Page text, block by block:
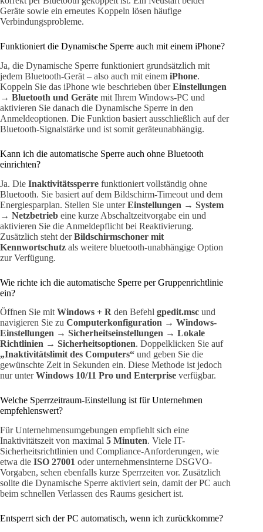
Geräte sowie ein erneutes Koppeln lösen häufige
Verbindungsprobleme.
Funktioniert die Dynamische Sperre auch mit einem iPhone?
Ja, die Dynamische Sperre funktioniert grundsätzlich mit
jedem Bluetooth-Gerät – also auch mit einem iPhone.
Koppeln Sie das iPhone wie beschrieben überEinstellungen
→ Bluetooth und Geräte mit Ihrem Windows-PC und
aktivieren Sie danach die Dynamische Sperre in den
Anmeldeoptionen. Die Funktion basiert ausschließlich auf der
Bluetooth-Signalstärke und ist somit geräteunabhängig.
Kann ich die automatische Sperre auch ohne Bluetooth
einrichten?
Ja. Die Inaktivitätssperre funktioniert vollständig ohne
Bluetooth. Sie basiert auf dem Bildschirm-Timeout und dem
Energiesparplan. Stellen Sie unterEinstellungen → System
→ Netzbetrieb eine kurze Abschaltzeitvorgabe ein und
aktivieren Sie die Anmeldepflicht bei Reaktivierung.
Zusätzlich steht derBildschirmschoner mit
Kennwortschutz als weitere bluetooth-unabhängige Option
zur Verfügung.
Wie richte ich die automatische Sperre per Gruppenrichtlinie
ein?
Öffnen Sie mitWindows + R den Befehl gpedit.msc und
navigieren Sie zu Computerkonfiguration → Windows-
Einstellungen → Sicherheitseinstellungen → Lokale
Richtlinien → Sicherheitsoptionen. Doppelklicken Sie auf
„Inaktivitätslimit des Computers“ und geben Sie die
gewünschte Zeit in Sekunden ein. Diese Methode ist jedoch
nur unterWindows 10/11 Pro und Enterprise verfügbar.
Welche Sperrzeitraum-Einstellung ist für Unternehmen
empfehlenswert?
Für Unternehmensumgebungen empfiehlt sich eine
Inaktivitätszeit von maximal 5 Minuten. Viele IT-
Sicherheitsrichtlinien und Compliance-Anforderungen, wie
etwa die ISO 27001 oder unternehmensinterne DSGVO-
Vorgaben, sehen ebenfalls kurze Sperrzeiten vor. Zusätzlich
sollte die Dynamische Sperre aktiviert sein, damit der PC auch
beim schnellen Verlassen des Raums gesichert ist.
Entsperrt sich der PC automatisch, wenn ich zurückkomme?